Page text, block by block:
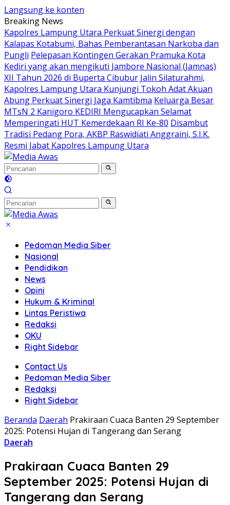
Langsung ke konten
Breaking News
Kapolres Lampung Utara Perkuat Sinergi dengan
Kalapas Kotabumi, Bahas Pemberantasan Narkoba dan
Pungli Pelepasan Kontingen Gerakan Pramuka Kota
Kediri yang akan mengikuti Jambore Nasional (Jamnas)
XII Tahun 2026 di Buperta Cibubur Jalin Silaturahmi,
Kapolres Lampung Utara Kunjungi Tokoh Adat Akuan
Abung Perkuat Sinergi Jaga Kamtibma Keluarga Besar
MTsN 2 Kanigoro KEDIRI Mengucapkan Selamat
Memperingati HUT Kemerdekaan RI Ke-80 Disambut
Tradisi Pedang Pora, AKBP Raswidiati Anggraini, S.I.K.
Resmi Jabat Kapolres Lampung Utara
Pedoman Media Siber
Nasional
Pendidikan
News
Opini
Hukum & Kriminal
Lintas Peristiwa
Redaksi
OKU
Right Sidebar
Contact Us
Pedoman Media Siber
Redaksi
Right Sidebar
Beranda Daerah Prakiraan Cuaca Banten 29 September
2025: Potensi Hujan di Tangerang dan Serang
Daerah
Prakiraan Cuaca Banten 29
September 2025: Potensi Hujan di
Tangerang dan Serang